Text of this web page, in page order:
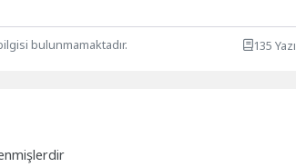
bulunmamaktadır. 135 Yazı